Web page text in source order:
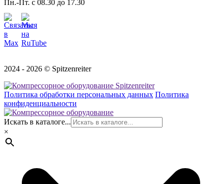
Пн.-Пт. с 08.30 до 17.30
2024 - 2026 © Spitzenreiter
Политика обработки персональных данных Политика
конфиденциальности
Искать в каталоге...
×